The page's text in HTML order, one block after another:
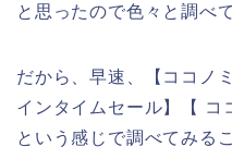
と思ったので色々と調べ
だから、早速、【ココノ
インタイムセール】【 コ
という感じで調べてみる